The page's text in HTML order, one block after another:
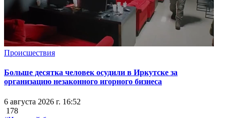
Происшествия
Больше десятка человек осудили в Иркутске за
организацию незаконного игорного бизнеса
6 августа 2026 г. 16:52
178